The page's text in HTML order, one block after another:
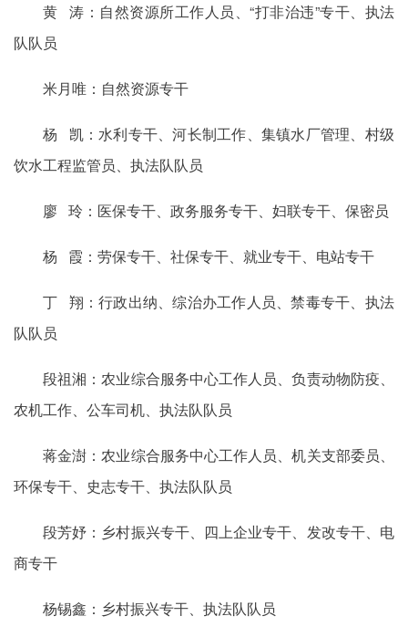
黄 涛：自然资源所工作人员、“打非治违”专干、执法
队队员
米月唯：自然资源专干
杨 凯：水利专干、河长制工作、集镇水厂管理、村级
饮水工程监管员、执法队队员
廖 玲：医保专干、政务服务专干、妇联专干、保密员
杨 霞：劳保专干、社保专干、就业专干、电站专干
丁 翔：行政出纳、综治办工作人员、禁毒专干、执法
队队员
段祖湘：农业综合服务中心工作人员、负责动物防疫、
农机工作、公车司机、执法队队员
蒋金澍：农业综合服务中心工作人员、机关支部委员、
环保专干、史志专干、执法队队员
段芳妤：乡村振兴专干、四上企业专干、发改专干、电
商专干
杨锡鑫：乡村振兴专干、执法队队员